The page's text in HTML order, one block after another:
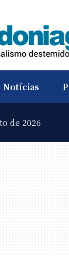
Notícias
de 2026